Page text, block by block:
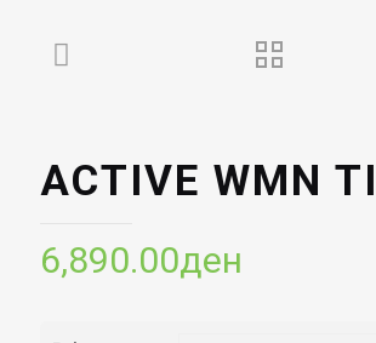
ACTIVE WMN
6,890.00ден